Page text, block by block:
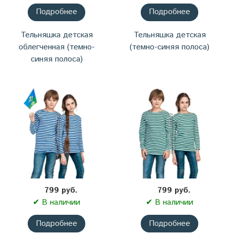
Подробнее
Тельняшка детская
облегченная (темно-
синяя полоса)
Подробнее
Тельняшка детская
(темно-синяя полоса)
799 руб.
✔ В наличии
Подробнее
799 руб.
✔ В наличии
Подробнее